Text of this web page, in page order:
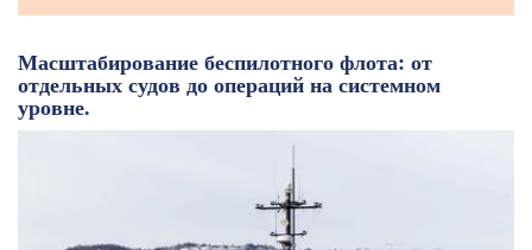
Масштабирование беспилотного флота: от
отдельных судов до операций на системном
уровне.